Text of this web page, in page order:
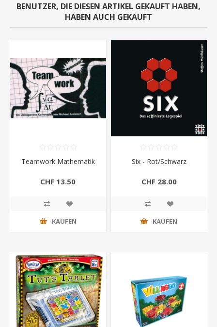
BENUTZER, DIE DIESEN ARTIKEL GEKAUFT HABEN,
HABEN AUCH GEKAUFT
Teamwork Mathematik
CHF 13.50
KAUFEN
Six - Rot/Schwarz
CHF 28.00
KAUFEN